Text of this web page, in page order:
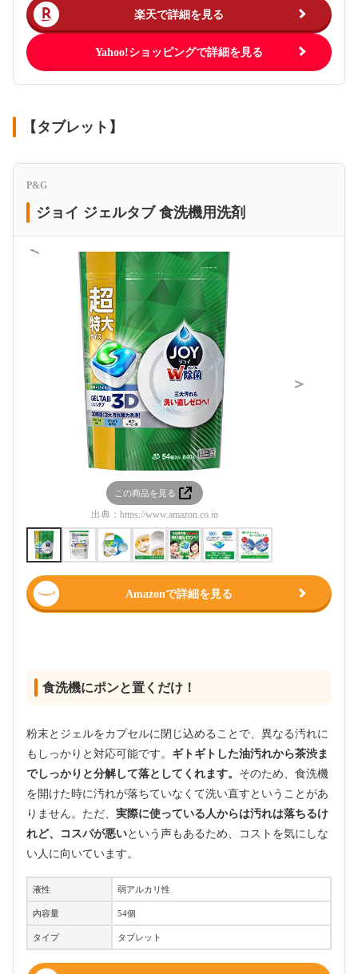
楽天で詳細を見る
Yahoo!ショッピングで詳細を見る
【タブレット】
P&G
ジョイ ジェルタブ 食洗機用洗剤
＜
この商品を見る
出典： https://www.amazon.co.jp
＞
Amazonで詳細を見る
食洗機にポンと置くだけ！
粉末とジェルをカプセルに閉じ込めることで、異なる汚れに
もしっかりと対応可能です。 ギトギトした油汚れから茶渋ま
でしっかりと分解して落としてくれます。 そのため、食洗機
を開けた時に汚れが落ちていなくて洗い直すということがあ
りません。ただ、 実際に使っている人からは汚れは落ちるけ
れど、コスパが悪いという声もあるため、コストを気にしな
い人に向いています。
液性 弱アルカリ性
内容量 54個
タイプ タブレット